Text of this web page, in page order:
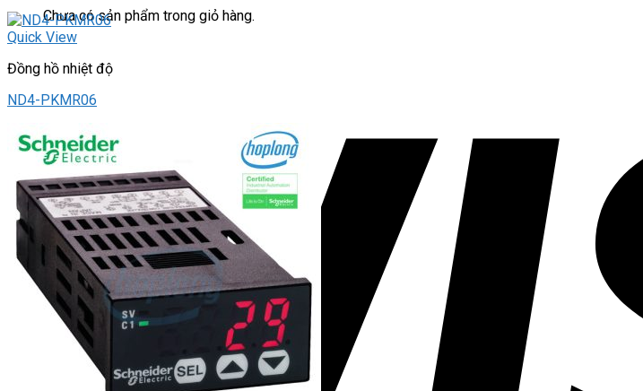
Chưa có sản phẩm trong giỏ hàng.
Quick View
Đồng hồ nhiệt độ
ND4-PKMR06